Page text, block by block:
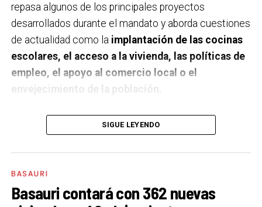
repasa algunos de los principales proyectos
desarrollados durante el mandato y aborda cuestiones
de actualidad como la implantación de las cocinas
escolares, el acceso a la vivienda, las políticas de
empleo, el apoyo al comercio local o el
envejecimiento de la población.
A un año de acabar la legislatura, ¿qué balance
haces de la gestión del PSE en tus áreas dentro
del equipo de gobierno y qué proyectos
los gobiernos sirve para transformar y mejorar la vida
SIGUE LEYENDO
BASAURI
Basauri contará con 362 nuevas